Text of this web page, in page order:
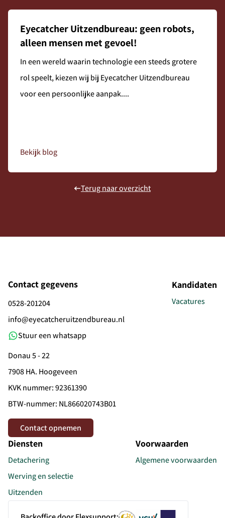
Eyecatcher Uitzendbureau: geen robots,
alleen mensen met gevoel!
In een wereld waarin technologie een steeds grotere
rol speelt, kiezen wij bij Eyecatcher Uitzendbureau
voor een persoonlijke aanpak....
Bekijk blog
Terug naar overzicht
Contact gegevens
0528-201204
info@eyecatcheruitzendbureau.nl
Stuur een whatsapp
Donau 5 - 22
7908 HA. Hoogeveen
KVK nummer: 92361390
BTW-nummer: NL866020743B01
Contact opnemen
Kandidaten
Vacatures
Diensten
Detachering
Werving en selectie
Uitzenden
Voorwaarden
Algemene voorwaarden